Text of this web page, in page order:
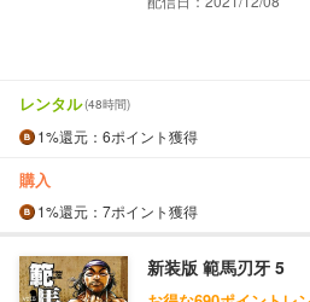
レンタル(48時間)
1%還元 ：6ポイント獲得
購入
1%還元 ：7ポイント獲得
新装版 範馬刃牙 5